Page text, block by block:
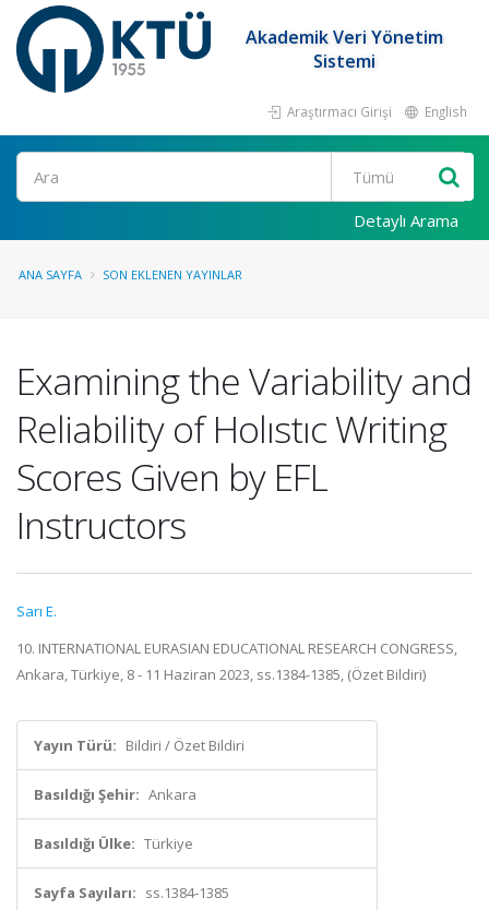
Akademik Veri Yönetim
Sistemi
Araştırmacı Girişi English
Ara
Detaylı Arama
ANA SAYFA SON EKLENEN YAYINLAR
Examining the Variability and
Reliability of Holıstıc Writing
Scores Given by EFL
Instructors
Sarı E.
10. INTERNATIONAL EURASIAN EDUCATIONAL RESEARCH CONGRESS,
Ankara, Türkiye, 8 - 11 Haziran 2023, ss.1384-1385, (Özet Bildiri)
Yayın Türü: Bildiri / Özet Bildiri
Basıldığı Şehir: Ankara
Basıldığı Ülke: Türkiye
Sayfa Sayıları: ss.1384-1385